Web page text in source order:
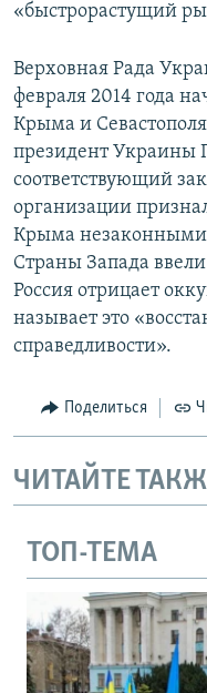
«быстрорастущий
Верховная Рада
февраля 2014 года
Крыма и Севастополя
президент Украины
соответствующий
организации
Крыма незаконными
Страны Запада
Россия отрицает
называет это
справедливости».
Поделиться
ЧИТАЙТЕ
ТОП-ТЕМА